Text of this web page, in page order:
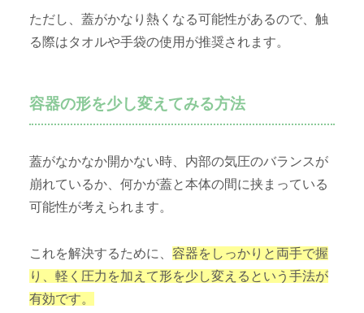
ただし、蓋がかなり熱くなる可能性があるので、触
る際はタオルや手袋の使用が推奨されます。
容器の形を少し変えてみる方法
蓋がなかなか開かない時、内部の気圧のバランスが
崩れているか、何かが蓋と本体の間に挟まっている
可能性が考えられます。
これを解決するために、 容器をしっかりと両手で握
り、軽く圧力を加えて形を少し変えるという手法が
有効です。